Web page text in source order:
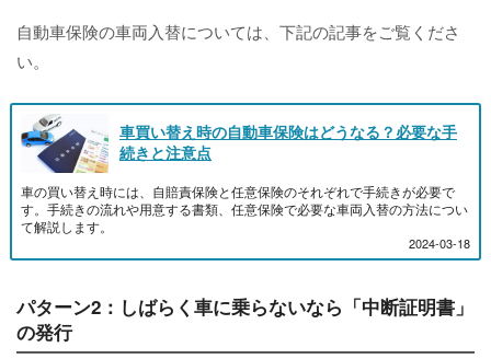
自動車保険の車両入替については、下記の記事をご覧くださ
い。
車買い替え時の自動車保険はどうなる？必要な手
続きと注意点
車の買い替え時には、自賠責保険と任意保険のそれぞれで手続きが必要で
す。手続きの流れや用意する書類、任意保険で必要な車両入替の方法につい
て解説します。
2024-03-18
パターン2：しばらく車に乗らないなら「中断証明書」
の発行